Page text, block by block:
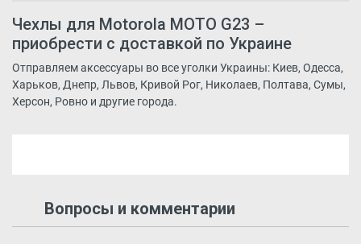
Чехлы для Motorola MOTO G23 –
приобрести с доставкой по Украине
Отправляем аксессуары во все уголки Украины: Киев, Одесса,
Харьков, Днепр, Львов, Кривой Рог, Николаев, Полтава, Сумы,
Херсон, Ровно и другие города.
Вопросы и комментарии